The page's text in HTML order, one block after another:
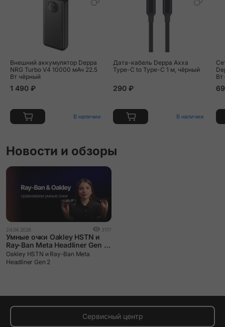
Внешний аккумулятор Deppa
NRG Turbo V4 10000 мАч 22.5
Вт чёрный
1 490 ₽
В наличии
Дата-кабель Deppa Axxa
Type-C to Type-C 1 м, чёрный
290 ₽
В наличии
Вт
Новости и обзоры
24.04.2026 3117
Умные очки Oakley HSTN и
Ray-Ban Meta Headliner Gen 2:
сравниваем и выбираем.
Oakley HSTN и Ray-Ban Meta
Headliner Gen 2
Сервисный центр